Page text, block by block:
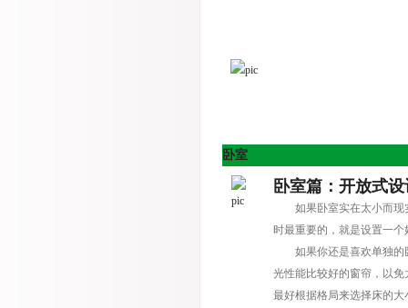
卧室
卧室篇：开放式
如果卧室实在太小而
时最重要的，就是设置一
如果你还是喜欢单独
光性能比较好的窗帘，以
最好根据格局来选择床的